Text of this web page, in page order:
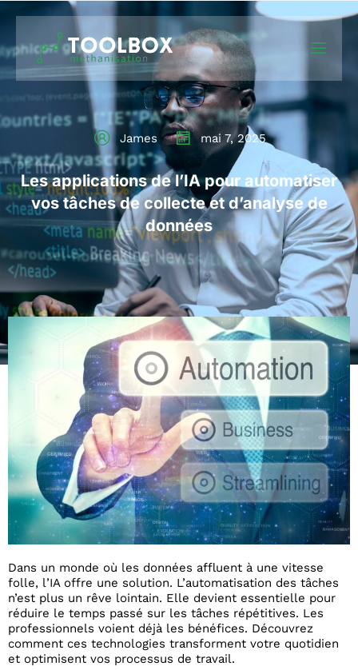
James mai 7, 2025
Les applications de l’IA pour automatiser
vos tâches de collecte et d’analyse de
données
Dans un monde où les données affluent à une vitesse
folle, l’IA offre une solution. L’automatisation des tâches
n’est plus un rêve lointain. Elle devient essentielle pour
réduire le temps passé sur les tâches répétitives. Les
professionnels voient déjà les bénéfices. Découvrez
comment ces technologies transforment votre quotidien
et optimisent vos processus de travail.